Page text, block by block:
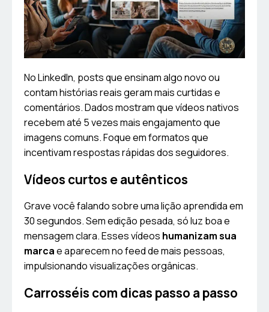
No LinkedIn, posts que ensinam algo novo ou
contam histórias reais geram mais curtidas e
comentários. Dados mostram que vídeos nativos
recebem até 5 vezes mais engajamento que
imagens comuns. Foque em formatos que
incentivam respostas rápidas dos seguidores.
Vídeos curtos e autênticos
Grave você falando sobre uma lição aprendida em
30 segundos. Sem edição pesada, só luz boa e
mensagem clara. Esses vídeos humanizam sua
marcae aparecem no feed de mais pessoas,
impulsionando visualizações orgânicas.
Carrosséis com dicas passo a passo